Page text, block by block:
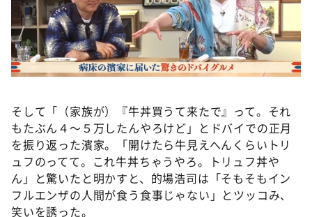
そして「（家族が）『牛丼買うて来たで』って。それ
もたぶん４〜５万したんやろけど」とドバイでの正月
を振り返った濱家。「開けたら牛見えへんくらいトリ
ュフのってて。これ牛丼ちゃうやろ。トリュフ丼や
ん」と驚いたと明かすと、的場浩司は「そもそもイン
フルエンザの人間が食う食事じゃない」とツッコみ、
笑いを誘った。